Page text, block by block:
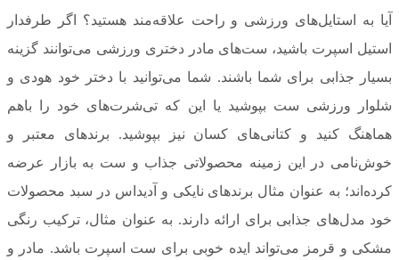
آیا به استایل‌های ورزشی و راحت علاقه‌مند هستید؟ اگر طرفدار
استیل اسپرت باشید، ست‌های مادر دختری ورزشی می‌توانند گزینه
بسیار جذابی برای شما باشند. شما می‌توانید با دختر خود هودی و
شلوار ورزشی ست بپوشید یا این که تی‌شرت‌های خود را باهم
هماهنگ کنید و کتانی‌های کسان نیز بپوشید. برندهای معتبر و
خوش‌نامی در این زمینه محصولاتی جذاب و ست به بازار عرضه
کرده‌اند؛ به عنوان مثال برندهای نایکی و آدیداس در سبد محصولات
خود مدل‌های جذابی برای ارائه دارند. به عنوان مثال، ترکیب رنگی
مشکی و قرمز می‌تواند ایده خوبی برای ست اسپرت باشد. مادر و